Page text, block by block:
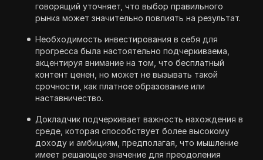
говорящий уточняет, что выбор правильного
рынка может значительно повлиять на результат.
Необходимость инвестирования в себя для
прогресса была настоятельно подчеркиваема,
акцентируя внимание на том, что бесплатный
контент ценен, но может не вызывать такой
срочности, как платное образование или
наставничество.
Докладчик подчеркивает важность нахождения в
среде, которая способствует более высокому
доходу и амбициям, предполагая, что мышление
имеет решающее значение для преодоления